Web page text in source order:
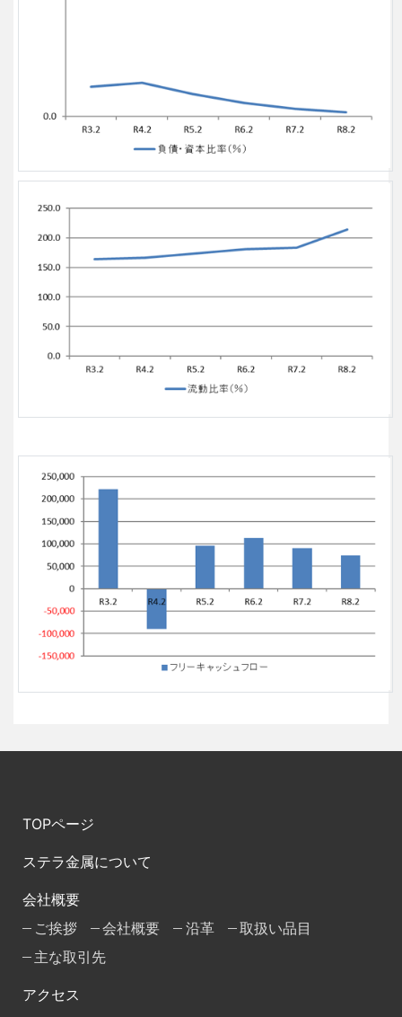
TOPページ
ステラ金属について
会社概要
ご挨拶
会社概要 沿革
取扱い品目
主な取引先
アクセス